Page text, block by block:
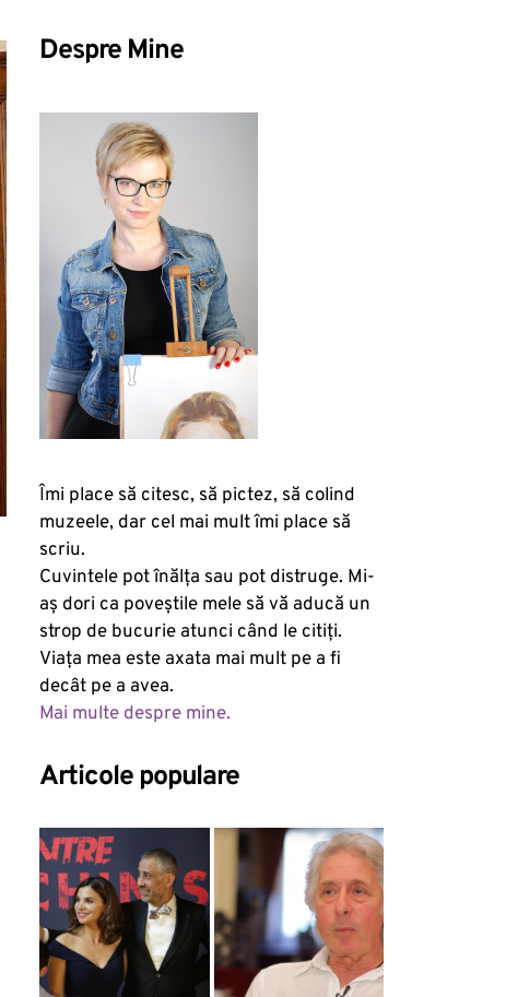
Despre Mine
Îmi place să citesc, să pictez, să colind
muzeele, dar cel mai mult îmi place să
scriu.
Cuvintele pot înălța sau pot distruge. Mi-
aș dori ca poveștile mele să vă aducă un
strop de bucurie atunci când le citiți.
Viața mea este axata mai mult pe a fi
decât pe a avea.
Mai multe despre mine.
Articole populare